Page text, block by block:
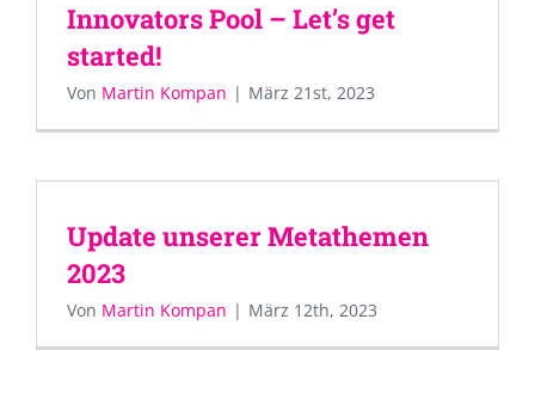
Innovators Pool – Let’s get
started!
Von Martin Kompan | März 21st, 2023
Update unserer Metathemen
2023
Von Martin Kompan | März 12th, 2023